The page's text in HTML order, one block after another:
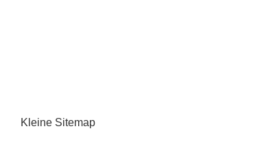
Kleine Sitemap